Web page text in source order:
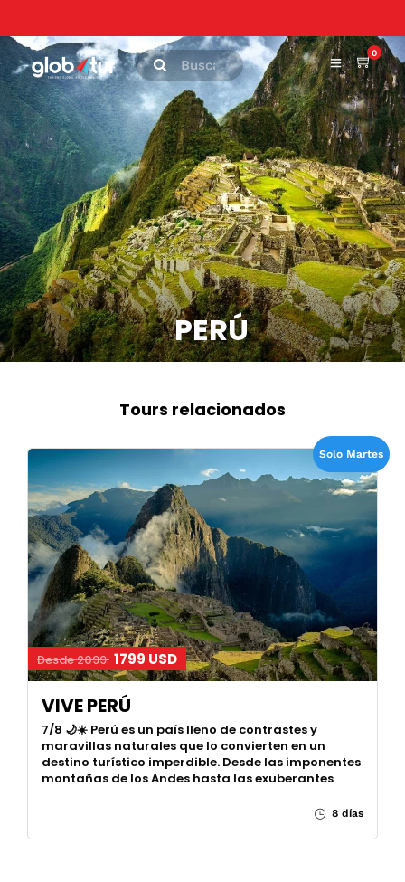
0
PERÚ
Tours relacionados
Solo Martes
Desde 2099 1799 USD
VIVE PERÚ
7/8 🌙☀️ Perú es un país lleno de contrastes y
maravillas naturales que lo convierten en un
destino turístico imperdible. Desde las imponentes
montañas de los Andes hasta las exuberantes
8 días